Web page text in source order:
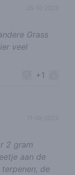
26-10-2023
Grass
veel
+1
11-09-2023
2 gram
aan de
de